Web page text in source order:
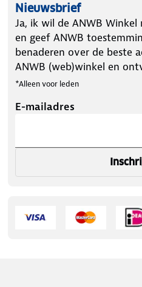
Nieuwsbrief
Ja, ik wil de ANWB
en geef ANWB
benaderen over de beste
ANWB (web)winkel en
*Alleen voor leden
E-mailadres